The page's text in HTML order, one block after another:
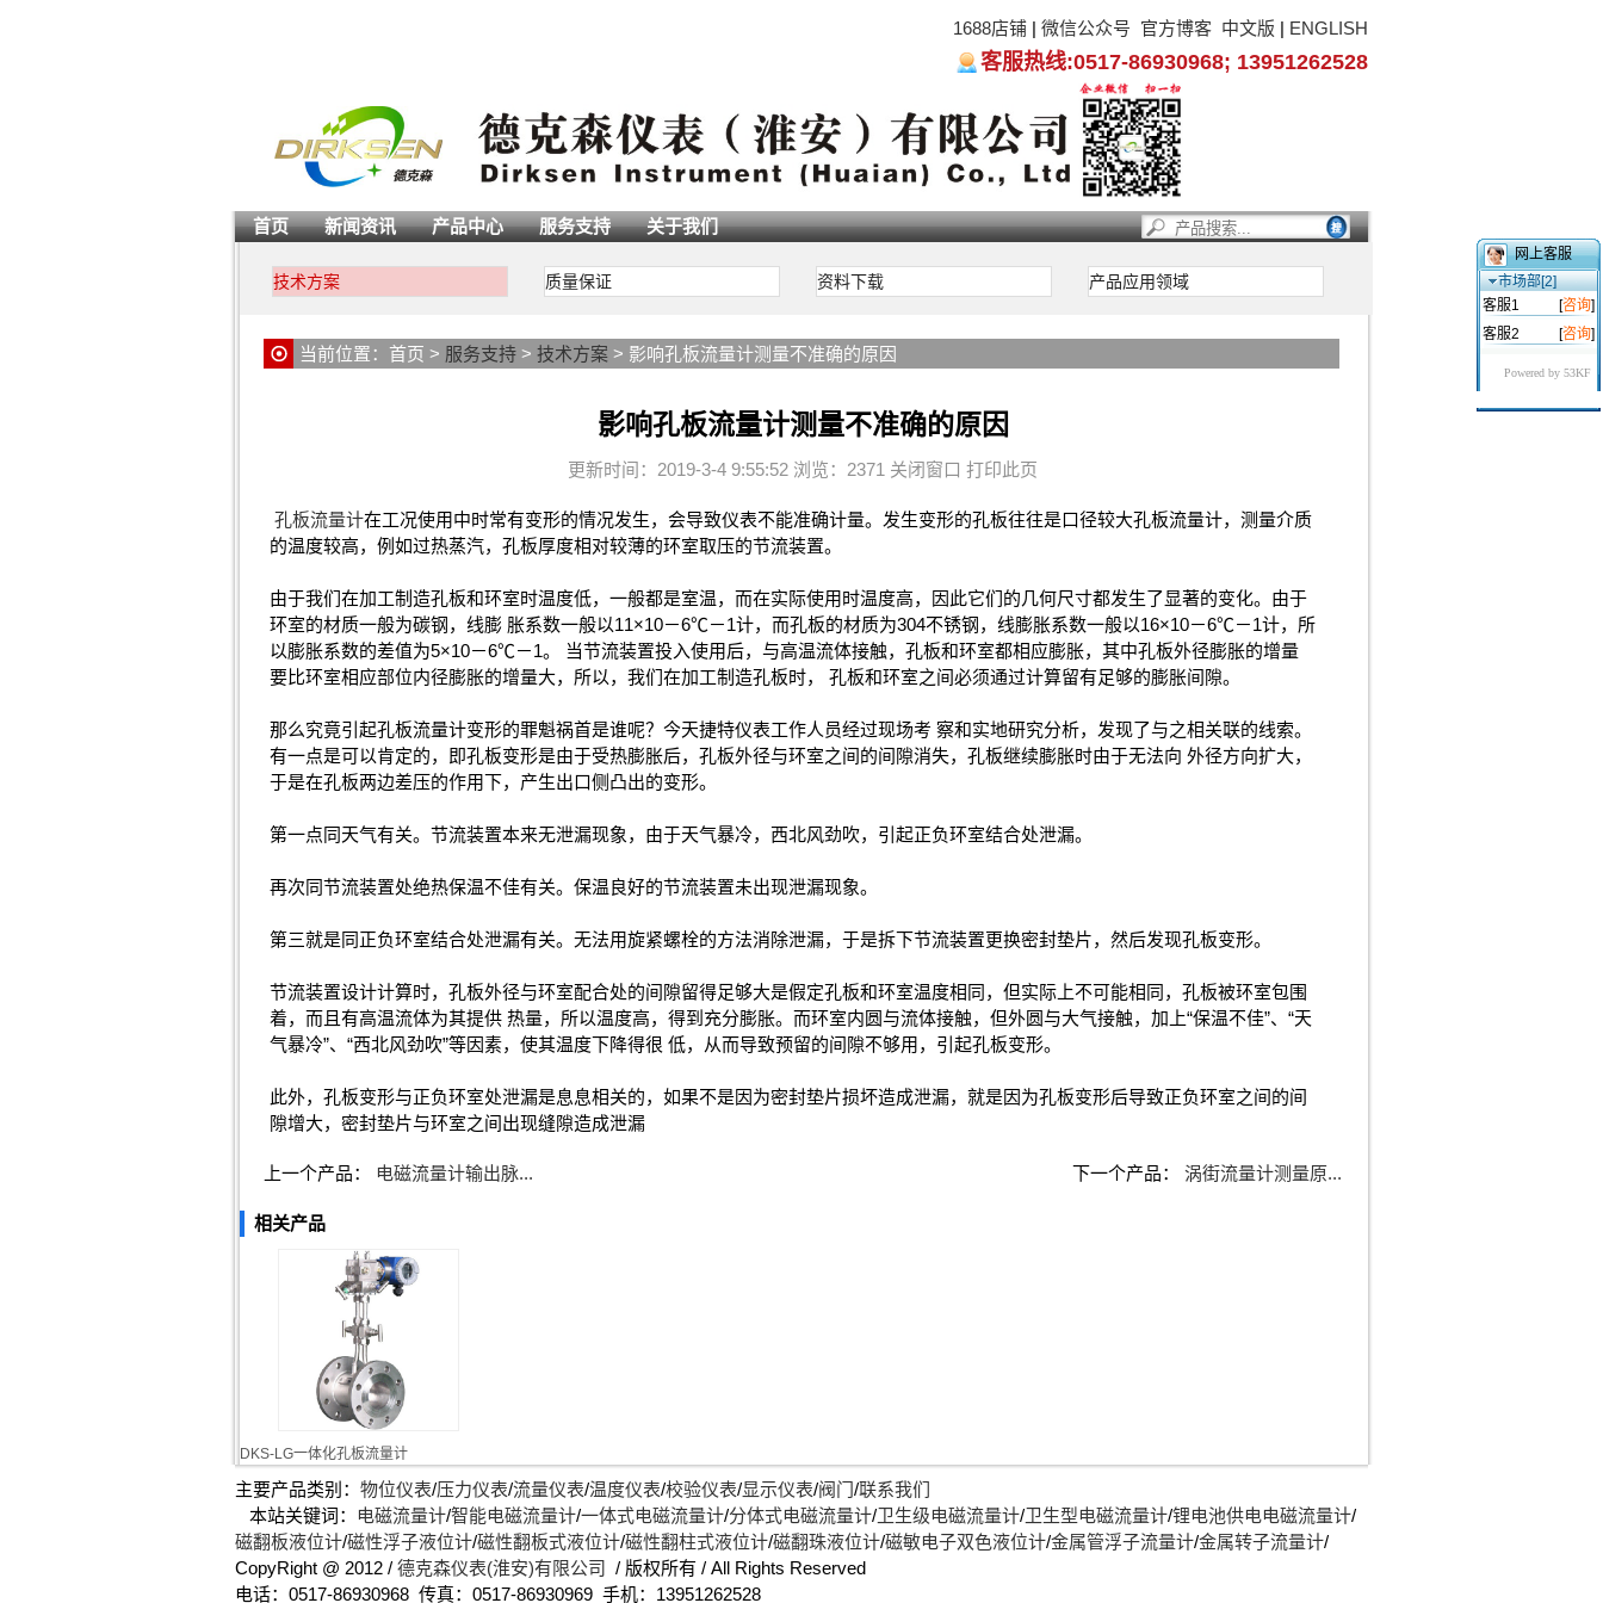
1688店铺 | 微信公众号 官方博客 中文版 | ENGLISH
客服热线:0517-86930968; 13951262528
首页 新闻资讯 产品中心 服务支持 关于我们
技术方案 质量保证 资料下载 产品应用领域
当前位置： 首页 > 服务支持 > 技术方案 > 影响孔板流量计测量不准确的原因
影响孔板流量计测量不准确的原因
更新时间：2019-3-4 9:55:52 浏览：2371 关闭窗口 打印此页
孔板流量计在工况使用中时常有变形的情况发生，会导致仪表不能准确计量。发生变形的孔板往往是口径较大孔板流量计，测量介质
的温度较高，例如过热蒸汽，孔板厚度相对较薄的环室取压的节流装置。
由于我们在加工制造孔板和环室时温度低，一般都是室温，而在实际使用时温度高，因此它们的几何尺寸都发生了显著的变化。由于
环室的材质一般为碳钢，线膨 胀系数一般以11×10－6℃－1计，而孔板的材质为304不锈钢，线膨胀系数一般以16×10－6℃－1计，所
以膨胀系数的差值为5×10－6℃－1。 当节流装置投入使用后，与高温流体接触，孔板和环室都相应膨胀，其中孔板外径膨胀的增量
要比环室相应部位内径膨胀的增量大，所以，我们在加工制造孔板时， 孔板和环室之间必须通过计算留有足够的膨胀间隙。
那么究竟引起孔板流量计变形的罪魁祸首是谁呢？今天捷特仪表工作人员经过现场考 察和实地研究分析，发现了与之相关联的线索。
有一点是可以肯定的，即孔板变形是由于受热膨胀后，孔板外径与环室之间的间隙消失，孔板继续膨胀时由于无法向 外径方向扩大，
于是在孔板两边差压的作用下，产生出口侧凸出的变形。
第一点同天气有关。节流装置本来无泄漏现象，由于天气暴冷，西北风劲吹，引起正负环室结合处泄漏。
再次同节流装置处绝热保温不佳有关。保温良好的节流装置未出现泄漏现象。
第三就是同正负环室结合处泄漏有关。无法用旋紧螺栓的方法消除泄漏，于是拆下节流装置更换密封垫片，然后发现孔板变形。
节流装置设计计算时，孔板外径与环室配合处的间隙留得足够大是假定孔板和环室温度相同，但实际上不可能相同，孔板被环室包围
着，而且有高温流体为其提供 热量，所以温度高，得到充分膨胀。而环室内圆与流体接触，但外圆与大气接触，加上“保温不佳”、“天
气暴冷”、“西北风劲吹”等因素，使其温度下降得很 低，从而导致预留的间隙不够用，引起孔板变形。
此外，孔板变形与正负环室处泄漏是息息相关的，如果不是因为密封垫片损坏造成泄漏，就是因为孔板变形后导致正负环室之间的间
隙增大，密封垫片与环室之间出现缝隙造成泄漏
上一个产品： 电磁流量计输出脉... 下一个产品：涡街流量计测量原...
相关产品
DKS-LG一体化孔板流量计
主要产品类别： 物位仪表/压力仪表/流量仪表/温度仪表/校验仪表/显示仪表/阀门/联系我们
本站关键词： 电磁流量计/智能电磁流量计/一体式电磁流量计/分体式电磁流量计/卫生级电磁流量计/卫生型电磁流量计/锂电池供电电磁流量计/
磁翻板液位计/磁性浮子液位计/磁性翻板式液位计/磁性翻柱式液位计/磁翻珠液位计/磁敏电子双色液位计/金属管浮子流量计/金属转子流量计/
CopyRight @ 2012 / 德克森仪表(淮安)有限公司 / 版权所有 / All Rights Reserved
电话：0517-86930968 传真：0517-86930969 手机：13951262528
网上客服
市场部[2]
客服1
[咨询]
客服2
[咨询]
Powered by 53KF